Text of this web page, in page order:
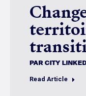
PARCITY
Read Article